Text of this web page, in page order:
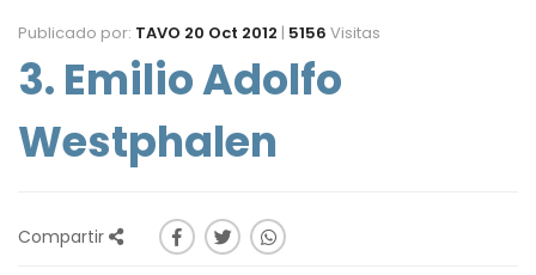
Publicado por: TAVO 20 Oct 2012 | 5156 Visitas
3. Emilio Adolfo
Westphalen
Compartir